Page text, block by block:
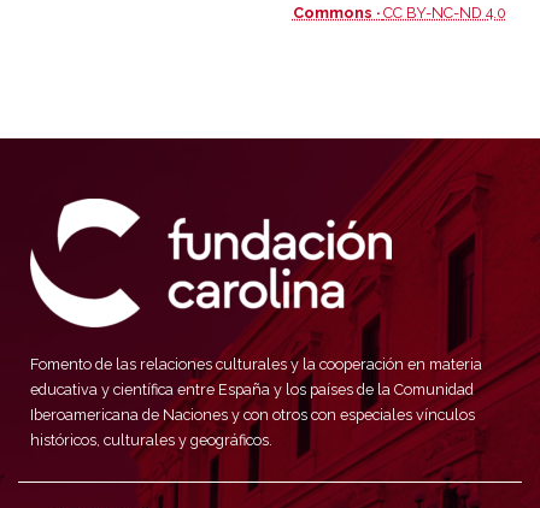
Commons · CC BY-NC-ND 4.0
Fomento de las relaciones culturales y la cooperación en materia
educativa y científica entre España y los países de la Comunidad
Iberoamericana de Naciones y con otros con especiales vínculos
históricos, culturales y geográficos.